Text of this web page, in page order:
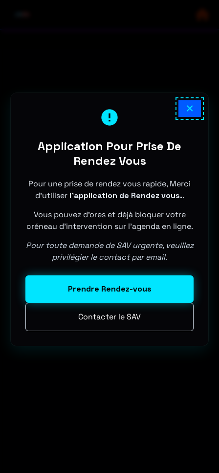
×
Application Pour Prise De
Rendez Vous
Pour une prise de rendez vous rapide, Merci
d'utiliser l'application de Rendez vous..
Vous pouvez d'ores et déjà bloquer votre
créneau d'intervention sur l'agenda en ligne.
Pour toute demande de SAV urgente, veuillez
privilégier le contact par email.
Prendre Rendez-vous
Contacter le SAV